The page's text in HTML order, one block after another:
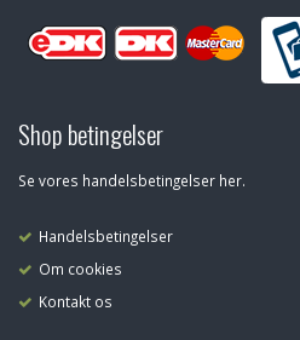
Shop betingelser
Se vores handelsbetingelser her.
Handelsbetingelser
Om cookies
Kontakt os